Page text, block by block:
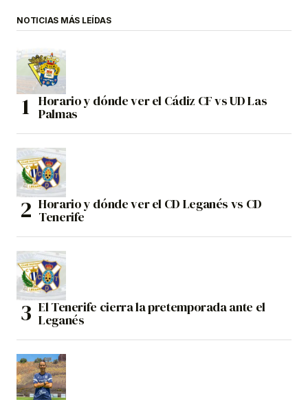
NOTICIAS MÁS LEÍDAS
Horario y dónde ver el Cádiz CF vs UD Las
Palmas
Horario y dónde ver el CD Leganés vs CD
Tenerife
El Tenerife cierra la pretemporada ante el
Leganés